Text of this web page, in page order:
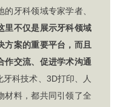
牙科领域专家学者、
里不仅是展示牙科领域
方案的重要平台，而且
作交流、促进学术沟通
牙科技术、3D打印、人
材料，都共同引领了全